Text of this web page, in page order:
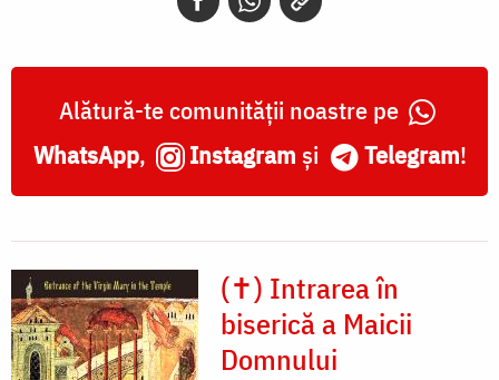
Alătură-te comunității noastre pe
WhatsApp, Instagram și Telegram!
(✝) Intrarea în
biserică a Maicii
Domnului